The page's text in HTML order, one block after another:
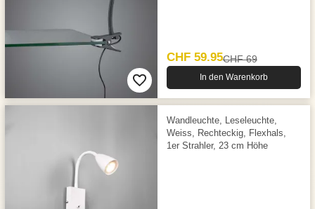
CHF 59.95CHF 69
In den Warenkorb
Wandleuchte, Leseleuchte,
Weiss, Rechteckig, Flexhals,
1er Strahler, 23 cm Höhe